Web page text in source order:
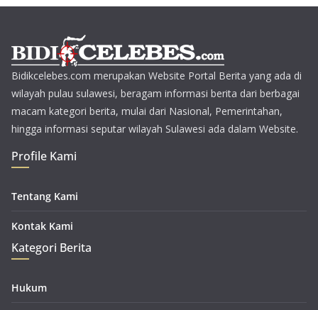
Bidikcelebes.com merupakan Website Portal Berita yang ada di
wilayah pulau sulawesi, beragam informasi berita dari berbagai
macam kategori berita, mulai dari Nasional, Pemerintahan,
hingga informasi seputar wilayah Sulawesi ada dalam Website.
Profile Kami
Tentang Kami
Kontak Kami
Kategori Berita
Hukum